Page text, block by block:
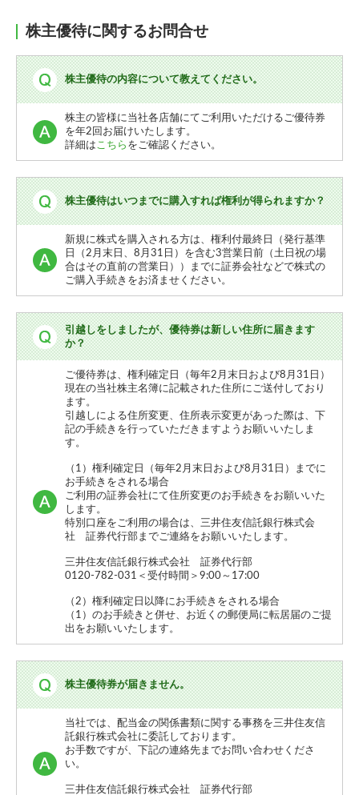
株主優待に関するお問合せ
株主優待の内容について教えてください。
株主の皆様に当社各店舗にてご利用いただけるご優待券
を年2回お届けいたします。
詳細は こちら をご確認ください。
株主優待はいつまでに購入すれば権利が得られますか？
新規に株式を購入される方は、権利付最終日（発行基準
日（2月末日、8月31日）を含む3営業日前（土日祝の場
合はその直前の営業日））までに証券会社などで株式の
ご購入手続きをお済ませください。
引越しをしましたが、優待券は新しい住所に届きます
か？
ご優待券は、権利確定日（毎年2月末日および8月31日）
現在の当社株主名簿に記載された住所にご送付しており
ます。
引越しによる住所変更、住所表示変更があった際は、下
記の手続きを行っていただきますようお願いいたしま
す。
（1）権利確定日（毎年2月末日および8月31日）までに
お手続きをされる場合
ご利用の証券会社にて住所変更のお手続きをお願いいた
します。
特別口座をご利用の場合は、三井住友信託銀行株式会
社 証券代行部までご連絡をお願いいたします。
三井住友信託銀行株式会社 証券代行部
0120-782-031＜受付時間＞9:00～17:00
（2）権利確定日以降にお手続きをされる場合
（1）のお手続きと併せ、お近くの郵便局に転居届のご提
出をお願いいたします。
株主優待券が届きません。
当社では、配当金の関係書類に関する事務を三井住友信
託銀行株式会社に委託しております。
お手数ですが、下記の連絡先までお問い合わせくださ
い。
三井住友信託銀行株式会社 証券代行部